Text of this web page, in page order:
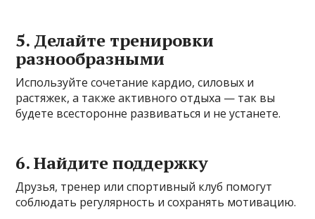
5. Делайте тренировки
разнообразными
Используйте сочетание кардио, силовых и
растяжек, а также активного отдыха — так вы
будете всесторонне развиваться и не устанете.
6. Найдите поддержку
Друзья, тренер или спортивный клуб помогут
соблюдать регулярность и сохранять мотивацию.